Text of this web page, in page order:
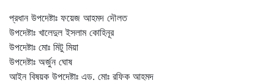
প্রধান উপদেষ্টাঃ ফয়েজ আহমদ দৌলত
উপদেষ্টাঃ খালেদুল ইসলাম কোহিনূর
উপদেষ্টাঃ মোঃ মিটু মিয়া
উপদেষ্টাঃ অর্জুন ঘোষ
আইন বিষয়ক উপদেষ্টাঃ এড. মোঃ রফিক আহমদ